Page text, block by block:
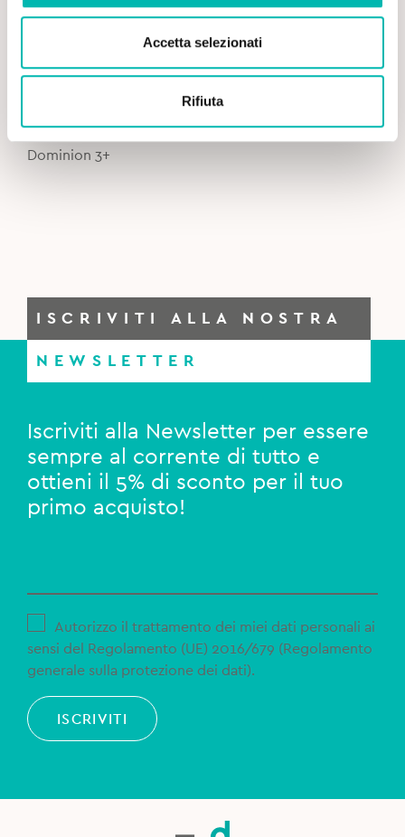
Accetta selezionati
Rifiuta
4,29€
Mr. White Spazzolino Luminoso Jurassic World
Dominion 3+
ISCRIVITI ALLA NOSTRA
NEWSLETTER
Iscriviti alla Newsletter per essere
sempre al corrente di tutto e
ottieni il 5% di sconto per il tuo
primo acquisto!
Autorizzo il trattamento dei miei dati personali ai
sensi del Regolamento (UE) 2016/679 (Regolamento
generale sulla protezione dei dati).
ISCRIVITI